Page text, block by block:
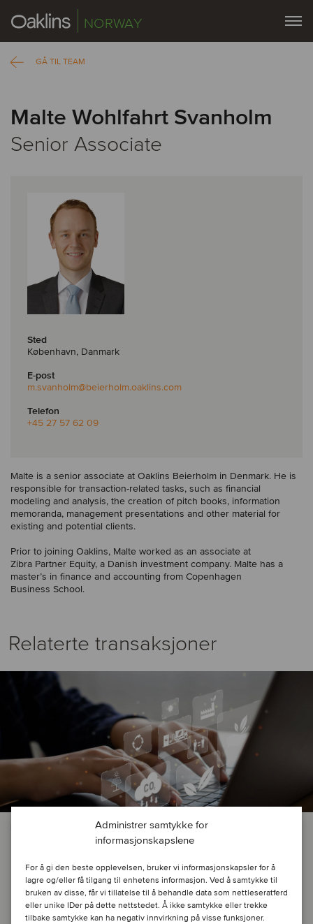
Administrer samtykke for
informasjonskapslene
For å gi den beste opplevelsen, bruker vi informasjonskapsler for å
lagre og/eller få tilgang til enhetens informasjon. Ved å samtykke til
bruken av disse, får vi tillatelse til å behandle data som nettleseratferd
eller unike IDer på dette nettstedet. Å ikke samtykke eller trekke
tilbake samtykke kan ha negativ innvirkning på visse funksjoner.
NORWAY
GÅ TIL TEAM
Malte Wohlfahrt Svanholm
Senior Associate
Sted
København, Danmark
E-post
m.svanholm@beierholm.oaklins.com
Telefon
+45 27 57 62 09
Malte is a senior associate at Oaklins Beierholm in Denmark. He is
responsible for transaction-related tasks, such as financial
modeling and analysis, the creation of pitch books, information
memoranda, management presentations and other material for
existing and potential clients.
Prior to joining Oaklins, Malte worked as an associate at
Zibra Partner Equity, a Danish investment company. Malte has a
master’s in finance and accounting from Copenhagen
Business School.
Relaterte transaksjoner
platform with the acquisition of
Holtec